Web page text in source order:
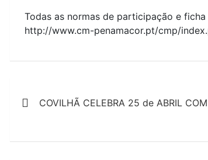
Todas as normas de participação e
http://www.cm-penamacor.pt/cmp/
de
COVILHÃ CELEBRA 25 de ABRIL